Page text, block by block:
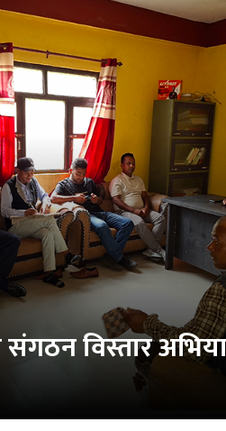
विस्तार